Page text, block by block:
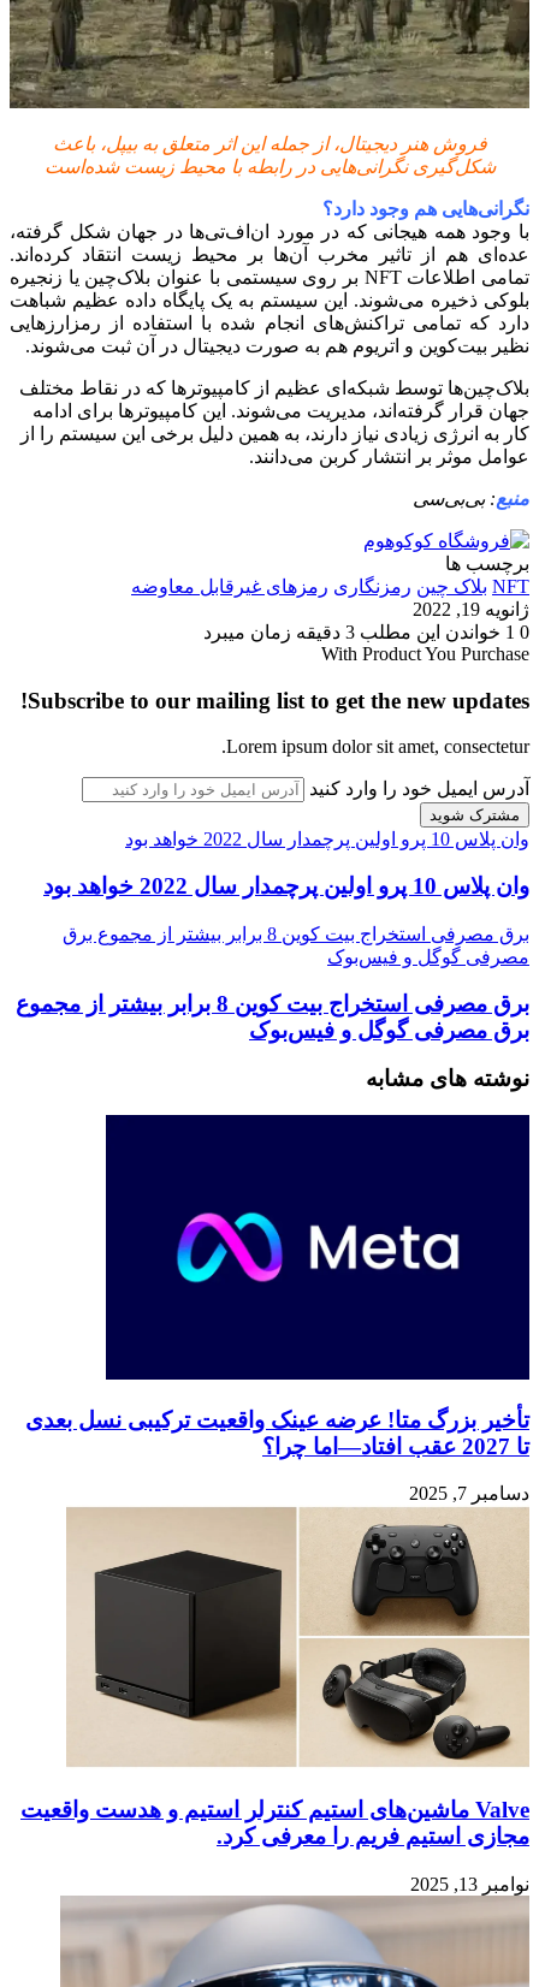
فروش هنر دیجیتال، از جمله این اثر متعلق به بیپل، باعث
شکل‌گیری نگرانی‌هایی در رابطه با محیط زیست شده‌است
نگرانی‌هایی هم وجود دارد؟
با وجود همه هیجانی که در مورد ان‌اف‌تی‌ها در جهان شکل گرفته،
عده‌ای هم از تاثیر مخرب آن‌ها بر محیط زیست انتقاد کرده‌اند.
تمامی اطلاعات NFT بر روی سیستمی با عنوان بلاک‌چین یا زنجیره
بلوکی ذخیره می‌شوند. این سیستم به یک پایگاه‌ داده عظیم شباهت
دارد که تمامی تراکنش‌های انجام شده با استفاده از رمز‌ارزهایی
نظیر بیت‌کوین و اتریوم هم به صورت دیجیتال در آن ثبت می‌شوند.
بلاک‌چین‌ها توسط شبکه‌ای عظیم از کامپیوتر‌ها که در نقاط مختلف
جهان قرار گرفته‌اند، مدیریت می‌شوند. این کامپیوترها برای ادامه
کار به انرژی زیادی نیاز دارند، به همین دلیل برخی این سیستم را از
عوامل موثر بر انتشار کربن می‌دانند.
منبع: بی‌بی‌سی
برچسب ها
NFT بلاک چین رمزنگاری رمزهای غیر‌قابل معاوضه
ژانویه 19, 2022
0
خواندن این مطلب 3 دقیقه زمان میبرد
With Product You Purchase
Subscribe to our mailing list to get the new updates!
Lorem ipsum dolor sit amet, consectetur.
آدرس ایمیل خود را وارد کنید
وان پلاس 10 پرو اولین پرچمدار سال 2022 خواهد بود
وان پلاس 10 پرو اولین پرچمدار سال 2022 خواهد بود
برق مصرفی استخراج بیت کوین 8 برابر بیشتر از مجموع برق
مصرفی گوگل و فیس‌بوک
برق مصرفی استخراج بیت کوین 8 برابر بیشتر از مجموع
برق مصرفی گوگل و فیس‌بوک
نوشته های مشابه
تأخیر بزرگ متا! عرضه عینک واقعیت ترکیبی نسل بعدی
تا 2027 عقب افتاد—اما چرا؟
دسامبر 7, 2025
Valve ماشین‌های استیم کنترلر استیم و هدست واقعیت
مجازی استیم فریم را معرفی کرد.
نوامبر 13, 2025